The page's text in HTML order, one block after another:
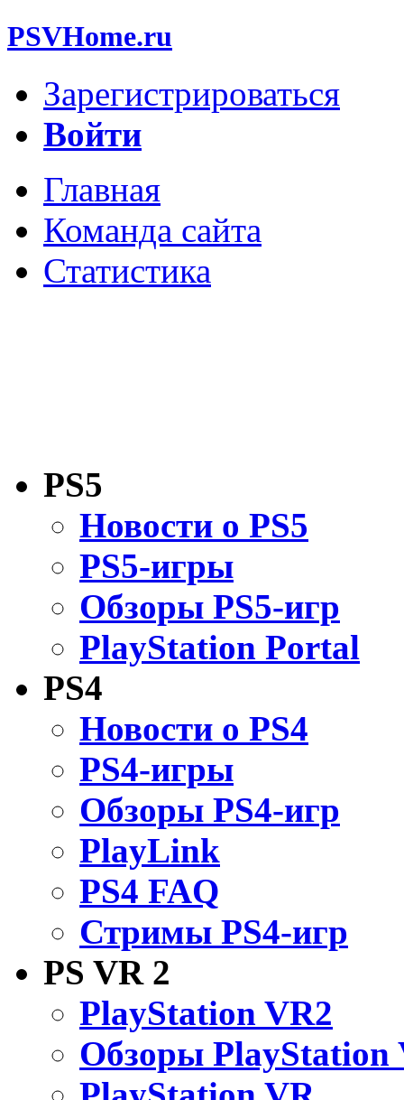
PSVHome.ru
Зарегистрироваться
Войти
Главная
Команда сайта
Статистика
PS5
Новости о PS5
PS5-игры
Обзоры PS5-игр
PlayStation Portal
PS4
Новости о PS4
PS4-игры
Обзоры PS4-игр
PlayLink
PS4 FAQ
Стримы PS4-игр
PS VR 2
PlayStation VR2
Обзоры PlayStation